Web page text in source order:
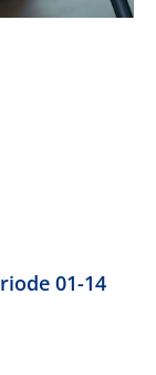
01-14